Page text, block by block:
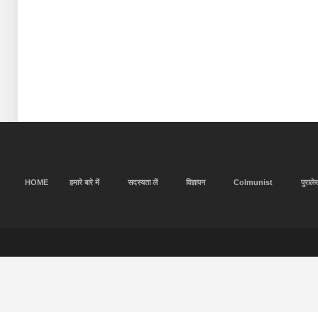
HOME हमारे बारे में सदस्यता लें विज्ञापन Colmunist